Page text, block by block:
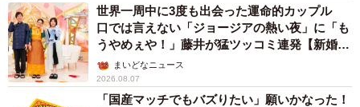
世界一周中に3度も出会った運命的カップル
口では言えない「ジョージアの熱い夜」に「も
うやめぇや！」藤井が猛ツッコミ連発【新婚さ
ん】まいどなニュース
2026.08.07
「国産マッチでもバズりたい」願いかなった！